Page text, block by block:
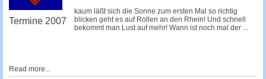
Termine 2007
kaum läßt sich die Sonne zum ersten Mal so richtig
blicken geht es auf Rollen an den Rhein! Und schnell
bekommt man Lust auf mehr! Wann ist noch mal der ...
Read more...